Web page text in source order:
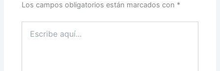
Los campos obligatorios están marcados con *
aquí...